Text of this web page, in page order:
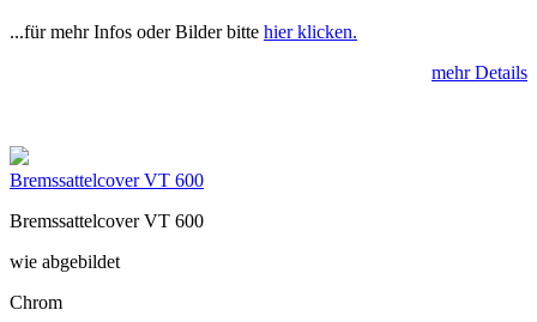
...für mehr Infos oder Bilder bitte hier klicken.
mehr Details
Bremssattelcover VT 600
Bremssattelcover VT 600
wie abgebildet
Chrom